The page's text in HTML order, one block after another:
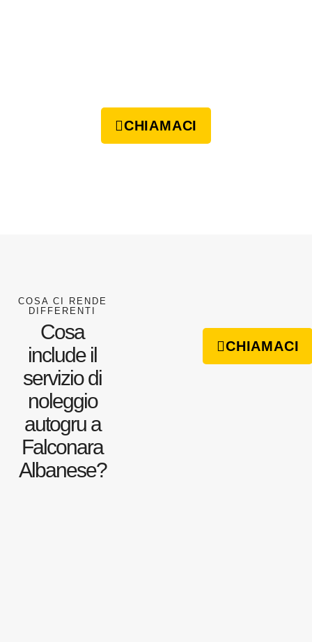
CHIAMACI
COSA CI RENDE
DIFFERENTI
Cosa
include il
servizio di
noleggio
autogru a
Falconara
Albanese?
CHIAMACI